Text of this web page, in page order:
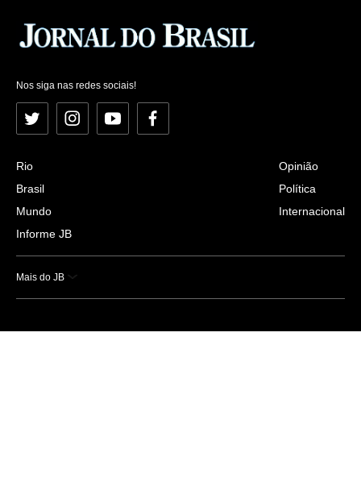
Nos siga nas redes sociais!
Twitter InstagramYouTubeFacebook
Rio
Brasil
Mundo
Informe JB
Opinião
Política
Internacional
Mais do JB
Esportes